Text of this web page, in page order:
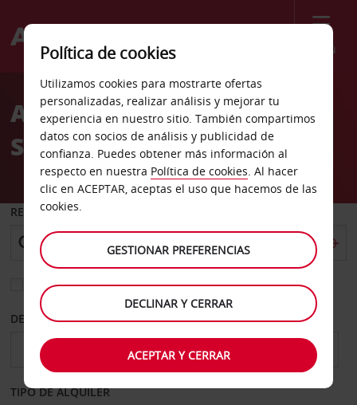
Menú
Welcome
AvisAlquiler de coches Salaise
Sur Sanne
RECOGER EN
Elegir otra oficina de devolución
DESDE HASTA
TIPO DE ALQUILER
Política de cookies
Utilizamos cookies para mostrarte ofertas
personalizadas, realizar análisis y mejorar tu
experiencia en nuestro sitio. También compartimos
datos con socios de análisis y publicidad de
confianza. Puedes obtener más información al
respecto en nuestra Política de cookies. Al hacer
clic en ACEPTAR, aceptas el uso que hacemos de las
cookies.
GESTIONAR PREFERENCIAS
DECLINAR Y CERRAR
ACEPTAR Y CERRAR